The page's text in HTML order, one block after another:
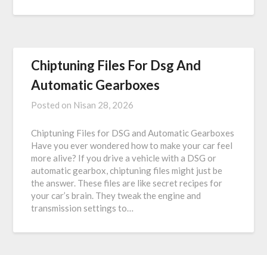
Chiptuning Files For Dsg And
Automatic Gearboxes
Posted on Nisan 28, 2026
Chiptuning Files for DSG and Automatic Gearboxes
Have you ever wondered how to make your car feel
more alive? If you drive a vehicle with a DSG or
automatic gearbox, chiptuning files might just be
the answer. These files are like secret recipes for
your car’s brain. They tweak the engine and
transmission settings to…